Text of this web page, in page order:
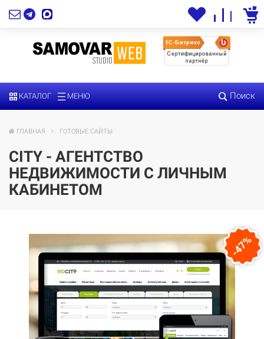
КАТАЛОГ МЕНЮ Поиск
ГЛАВНАЯ ГОТОВЫЕ САЙТЫ
CITY - АГЕНТСТВО
НЕДВИЖИМОСТИ С ЛИЧНЫМ
КАБИНЕТОМ
-47%